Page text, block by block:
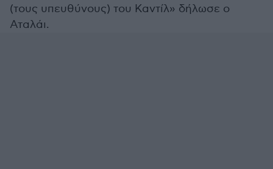
(τους υπευθύνους) του Καντίλ» δήλωσε ο
Αταλάι.